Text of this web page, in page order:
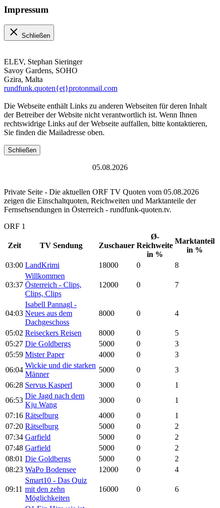
Impressum
Schließen
ELEV, Stephan Sieringer
Savoy Gardens, SOHO
Gzira, Malta
rundfunk.quoten{et}protonmail.com
Die Webseite enthält Links zu anderen Webseiten für deren Inhalt
der Betreiber der Website nicht verantwortlich ist. Wenn Ihnen
rechtswidrige Links auf der Webseite auffallen, bitte kontaktieren,
Sie finden die Mailadresse oben.
Schließen
05.08.2026
Private Seite - Die aktuellen ORF TV Quoten vom 05.08.2026
zeigen die Einschaltquoten, Reichweiten und Marktanteile der
Fernsehsendungen in Österreich - rundfunk-quoten.tv.
ORF 1
Zeit TV Sendung Zuschauer
Ø-
Reichweite
in %
Marktanteil
in %
03:00 LandKrimi 18000 0 8
03:37
Willkommen
Österreich - Clips,
Clips, Clips
12000 0 7
04:03
Isabell Pannagl -
Neues aus dem
Dachgeschoss
8000 0 4
05:02 Reiseckers Reisen 8000 0
5
05:27 Die Goldbergs 5000 0
3
05:59 Mister Paper 4000 0
3
06:04
Wickie und die starken
Männer
5000 0
3
06:28 Servus Kasperl 3000 0
1
06:53
Die Jagd nach dem
Kju Wang
3000 0
1
07:16 Rätselburg 4000 0
1
07:20 Rätselburg 5000 0
2
07:34 Garfield 5000 0
2
07:48 Garfield 5000 0
2
08:01 Die Goldbergs 5000 0
2
08:23 WaPo Bodensee 12000 0 4
09:11
Smart10 - Das Quiz
mit den zehn
Möglichkeiten
16000 0 6